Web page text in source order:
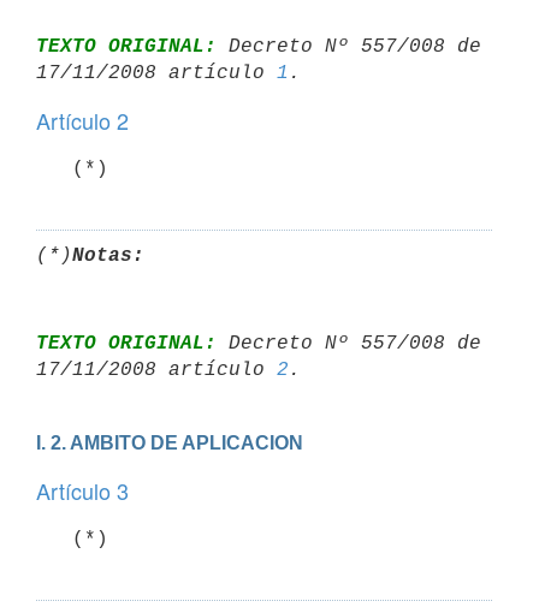
TEXTO ORIGINAL:
Decreto Nº 557/008 de
17/11/2008 artículo 1
Artículo 2
   (*)
(*)Notas:
TEXTO ORIGINAL:
Decreto Nº 557/008 de
17/11/2008 artículo 2
I. 2. AMBITO DE APLICACION
Artículo 3
   (*)